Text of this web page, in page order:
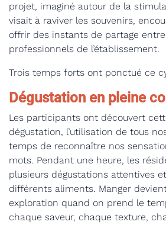
projet, imaginé autour de la
visait à raviver les souvenirs,
offrir des instants de partage
professionnels de l’établissement.
Trois temps forts ont ponctué ce
Dégustation en pleine
Les participants ont découvert
dégustation, l’utilisation de tous
temps de reconnaître nos
mots. Pendant une heure, les
plusieurs dégustations attentives
différents aliments. Manger
exploration quand on prend le
chaque saveur, chaque texture,